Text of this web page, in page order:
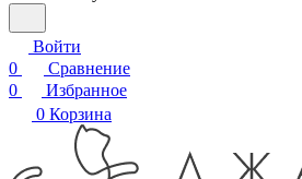
Войти
0
Сравнение
0
Избранное
0 Корзина